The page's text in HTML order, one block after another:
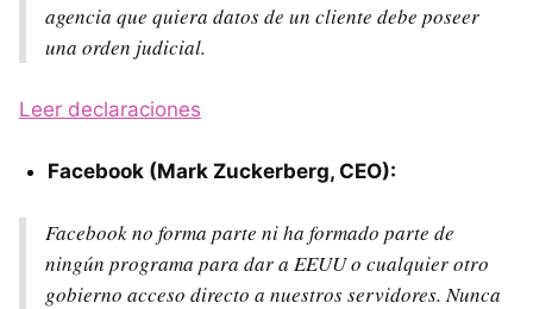
agencia que quiera datos de un cliente debe poseer
una orden judicial.
Leer declaraciones
Facebook (Mark Zuckerberg, CEO):
Facebook no forma parte ni ha formado parte de
ningún programa para dar a EEUU o cualquier otro
gobierno acceso directo a nuestros servidores. Nunca